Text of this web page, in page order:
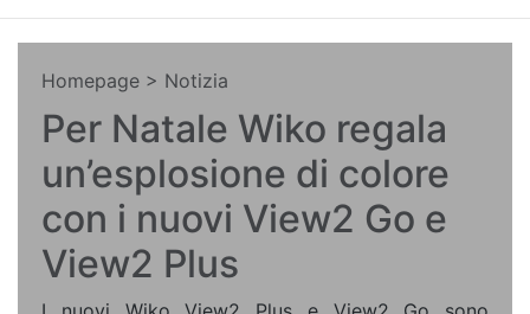
Homepage > Notizia
Per Natale Wiko regala
un’esplosione di colore
con i nuovi View2 Go e
View2 Plus